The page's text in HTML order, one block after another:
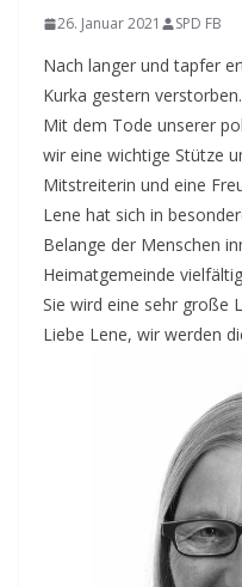
26. Januar 2021 SPD FB
Nach langer und tapfer
Kurka gestern verstorben.
Mit dem Tode unserer
wir eine wichtige Stütze
Mitstreiterin und eine
Lene hat sich in
Belange der Menschen
Heimatgemeinde
Sie wird eine sehr große
Liebe Lene, wir werden